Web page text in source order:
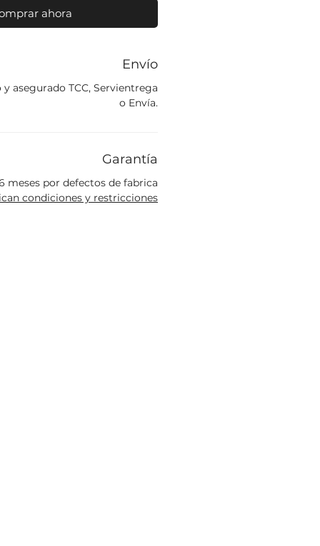
ahora
Envío
asegurado TCC, Servientrega
o Envía.
Garantía
meses por defectos de fabrica
condiciones y restricciones